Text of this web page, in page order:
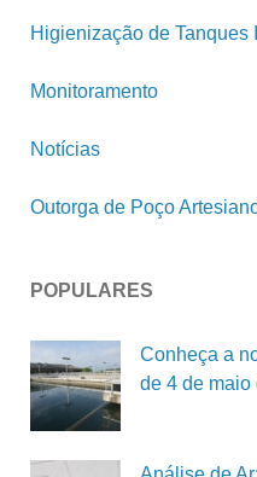
Higienização de Tanques
Monitoramento
Notícias
Outorga de Poço
POPULARES
Conheça a
de 4 de maio